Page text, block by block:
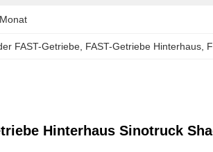
FAST-Getriebe FAST-Getriebe Hinterhaus
Hinterhaus Sinotruck